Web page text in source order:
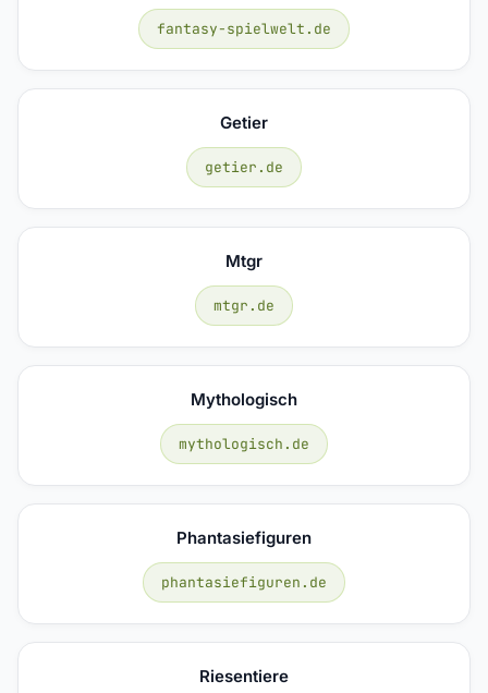
fantasy-spielwelt.de
Getier
getier.de
Mtgr
mtgr.de
Mythologisch
mythologisch.de
Phantasiefiguren
phantasiefiguren.de
Riesentiere